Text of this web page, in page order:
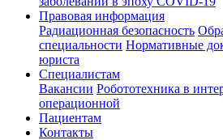
Правовая информация
Радиационная безопасность
специальности Нормативные
юриста
Специалистам
Вакансии Робототехника в
операционной
Пациентам
Контакты